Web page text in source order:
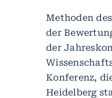
Methoden
der
der
Konferenz,
Heidelberg